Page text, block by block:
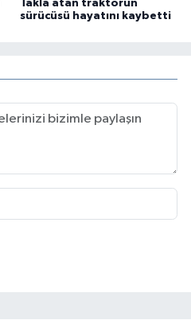
Takla atan traktörün
sürücüsü hayatını kaybetti